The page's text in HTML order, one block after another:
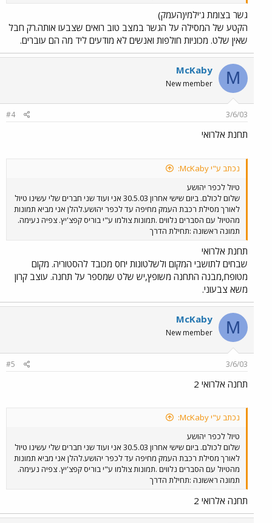
גשר בצומת ג'ילמי(העמק)
הקטע של המסילה על הגשר במצב טוב רואים שצבעו אותה.רק חבל
שאין שלט. מכוניות חולפות ואנשים לא מודעים ליד מה הם עוברים.
M
McKaby
New member
3/6/03
#4
תחנת אלרואי
נכתב ע"י McKaby:
טיול לכפר יהושע
שלום לכולם. ביום שישי אחרון 30.5.03 אני ועוד שני חברים שלי עשינו טיול
לאורך מסילת רכבת העמק מחיפה עד לכפר יהושע.להלן אני מביא תמונות
מהטיול עם הסברים נלווים .תמונות צולמו ע"י בוריס קפצ'יץ. צפיה נעימה.
תמונה ראשונה :תחילת הדרך
תחנת אלרואי
שבחים לתושבי המקום ולשלטונות יחס מכובד להסטוריה. מקום
מטופח,מבנה התחנה משופץ,יש שלט שמספר על תחנה. עוצב קרון
משא צבעוני.
M
McKaby
New member
3/6/03
#5
תחנה אלרואי 2
נכתב ע"י McKaby:
טיול לכפר יהושע
שלום לכולם. ביום שישי אחרון 30.5.03 אני ועוד שני חברים שלי עשינו טיול
לאורך מסילת רכבת העמק מחיפה עד לכפר יהושע.להלן אני מביא תמונות
מהטיול עם הסברים נלווים .תמונות צולמו ע"י בוריס קפצ'יץ. צפיה נעימה.
תמונה ראשונה :תחילת הדרך
תחנה אלרואי 2